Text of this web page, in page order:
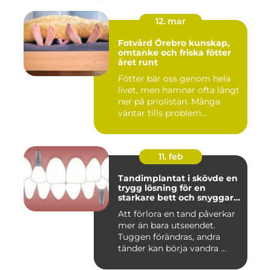
12. mar
Fotvård Örebro kunskap,
omtanke och friska fötter
året runt
Fötter bär oss genom hela
livet, men hamnar ofta långt
ner på priolistan. Många
väntar tills problem...
11. feb
Tandimplantat i skövde en
trygg lösning för en
starkare bett och snyggare
Att förlora en tand påverkar
mer än bara utseendet.
Tuggen förändras, andra
tänder kan börja vandra ...